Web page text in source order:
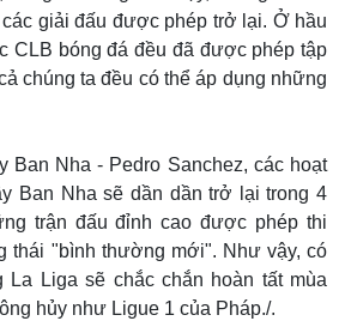
giải đấu được phép trở lại. Ở hầu
CLB bóng đá đều đã được phép tập
chúng ta đều có thể áp dụng những
Ban Nha - Pedro Sanchez, các hoạt
Ban Nha sẽ dần dần trở lại trong 4
trận đấu đỉnh cao được phép thi
thái "bình thường mới". Như vậy, có
La Liga sẽ chắc chắn hoàn tất mùa
hủy như Ligue 1 của Pháp./.